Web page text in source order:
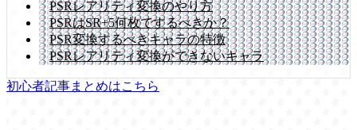
PSRレアリティ変換のやり方
PSRはSR+5何枚でするべきか？
PSR変換するべきキャラの特徴
PSRレアリティ変換ができないキャラ
初心者記事まとめはこちら